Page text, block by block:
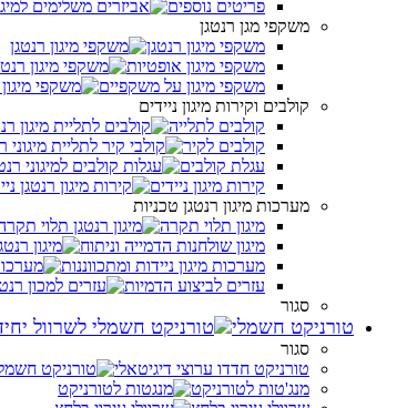
פריטים נוספים
משקפי מגן רנטגן
משקפי מיגון רנטגן
משקפי מיגון אופטיות
משקפי מיגון על משקפיים
קולבים וקירות מיגון ניידים
קולבים לתלייה
קולבים לקיר
עגלת קולבים
קירות מיגון ניידים
מערכות מיגון רנטגן טכניות
מיגון תלוי תקרה
מיגון שולחנות הדמייה וניתוח
מערכות מיגון ניידות ומתכווננות
עזרים לביצוע הדמיות
סגור
טורניקט חשמלי
סגור
טורניקט חדדו ערוצי דיגיטאלי
מנג'טות לטורניקט